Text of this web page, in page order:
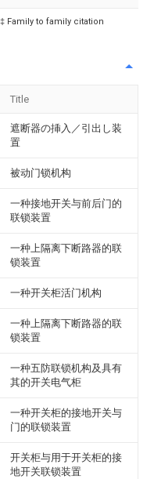
Family to family citation
Title
遮断器の挿入／引出し装
置
被动门锁机构
一种接地开关与前后门的
联锁装置
一种上隔离下断路器的联
锁装置
一种开关柜活门机构
一种上隔离下断路器的联
锁装置
一种五防联锁机构及具有
其的开关电气柜
一种开关柜的接地开关与
门的联锁装置
开关柜与用于开关柜的接
地开关联锁装置